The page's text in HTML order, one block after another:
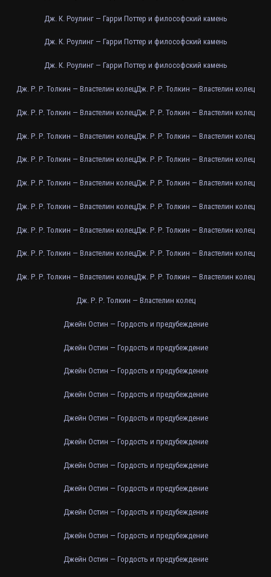
Дж. К. Роулинг — Гарри Поттер и философский камень
Дж. К. Роулинг — Гарри Поттер и философский камень
Дж. К. Роулинг — Гарри Поттер и философский камень
Дж. Р. Р. Толкин — Властелин колецДж. Р. Р. Толкин — Властелин колец
Дж. Р. Р. Толкин — Властелин колецДж. Р. Р. Толкин — Властелин колец
Дж. Р. Р. Толкин — Властелин колецДж. Р. Р. Толкин — Властелин колец
Дж. Р. Р. Толкин — Властелин колецДж. Р. Р. Толкин — Властелин колец
Дж. Р. Р. Толкин — Властелин колецДж. Р. Р. Толкин — Властелин колец
Дж. Р. Р. Толкин — Властелин колецДж. Р. Р. Толкин — Властелин колец
Дж. Р. Р. Толкин — Властелин колецДж. Р. Р. Толкин — Властелин колец
Дж. Р. Р. Толкин — Властелин колецДж. Р. Р. Толкин — Властелин колец
Дж. Р. Р. Толкин — Властелин колецДж. Р. Р. Толкин — Властелин колец
Дж. Р. Р. Толкин — Властелин колец
Джейн Остин — Гордость и предубеждение
Джейн Остин — Гордость и предубеждение
Джейн Остин — Гордость и предубеждение
Джейн Остин — Гордость и предубеждение
Джейн Остин — Гордость и предубеждение
Джейн Остин — Гордость и предубеждение
Джейн Остин — Гордость и предубеждение
Джейн Остин — Гордость и предубеждение
Джейн Остин — Гордость и предубеждение
Джейн Остин — Гордость и предубеждение
Джейн Остин — Гордость и предубеждение